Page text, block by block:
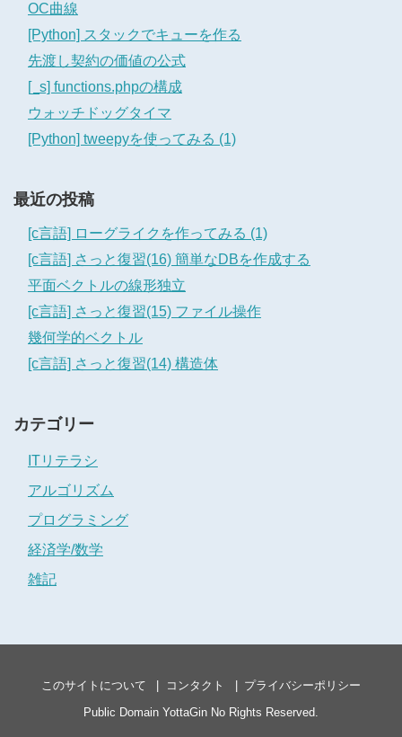
OC曲線
[Python] スタックでキューを作る
先渡し契約の価値の公式
[_s] functions.phpの構成
ウォッチドッグタイマ
[Python] tweepyを使ってみる (1)
最近の投稿
[c言語] ローグライクを作ってみる (1)
[c言語] さっと復習(16) 簡単なDBを作成する
平面ベクトルの線形独立
[c言語] さっと復習(15) ファイル操作
幾何学的ベクトル
[c言語] さっと復習(14) 構造体
カテゴリー
ITリテラシ
アルゴリズム
プログラミング
経済学/数学
雑記
このサイトについて コンタクト
プライバシーポリシー
Public Domain YottaGin No Rights Reserved.